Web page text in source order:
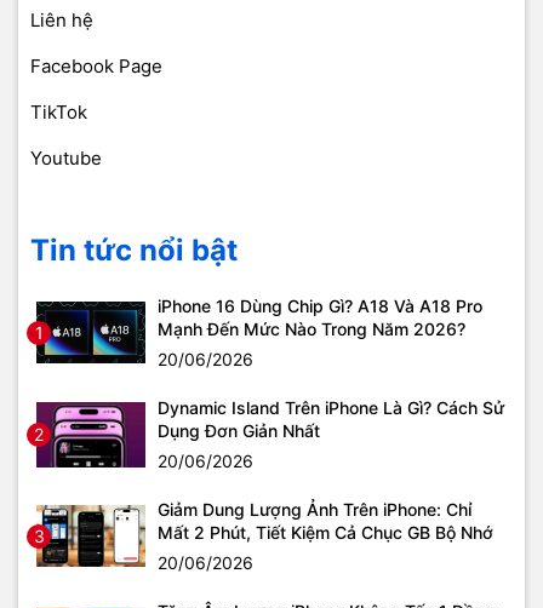
Liên hệ
Facebook Page
TikTok
Youtube
Tin tức nổi bật
1
iPhone 16 Dùng Chip Gì? A18 Và A18 Pro
Mạnh Đến Mức Nào Trong Năm 2026?
20/06/2026
2
Dynamic Island Trên iPhone Là Gì? Cách Sử
Dụng Đơn Giản Nhất
20/06/2026
3
Giảm Dung Lượng Ảnh Trên iPhone: Chỉ
Mất 2 Phút, Tiết Kiệm Cả Chục GB Bộ Nhớ
20/06/2026